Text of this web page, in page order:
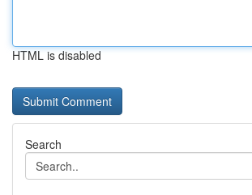
HTML is disabled
Search